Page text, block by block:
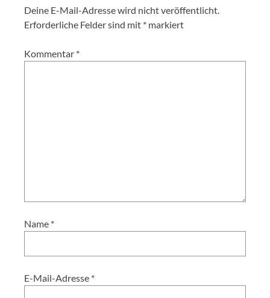
Deine E-Mail-Adresse wird nicht veröffentlicht.
Erforderliche Felder sind mit * markiert
Kommentar *
Name *
E-Mail-Adresse *